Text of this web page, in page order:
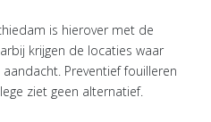
is hierover met de
krijgen de locaties waar
Preventief fouilleren
ziet geen alternatief.